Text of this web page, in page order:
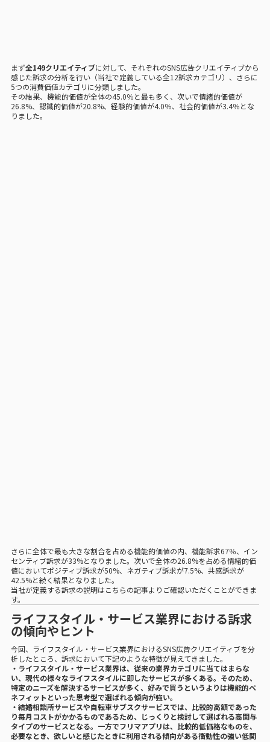
まず全149クリエイティブに対して、それぞれのSNS広告クリエイティブから
感じた訴求の分析を行い（当社で定義している全12訴求カテゴリ）、さらに
5つの消費価値カテゴリに分類しました。
その結果、機能的価値が全体の45.0％と最も多く、次いで情緒的価値が
26.8%、認識的価値が20.8%、経験的価値が4.0％、社会的価値が3.4％とな
りました。
さらに全体で最も大きな割合を占める機能的価値の内、機能訴求67％、イン
センティブ訴求が33%となりました。次いで全体の26.8%を占める情緒的価
値においてポジティブ訴求が50%、ネガティブ訴求が7.5%、共感訴求が
42.5%と続く結果となりました。
当社が定義する訴求の説明はこちらの記事よりご確認いただくことができま
す。
ライフスタイル・サービス業界における訴求
の傾向やヒント
今回、ライフスタイル・サービス業界におけるSNS広告クリエイティブを分
析したところ、訴求において下記のような特徴が見えてきました。
・ライフスタイル・サービス業界は、従来の業界カテゴリに当てはまらな
い、現代の様々なライフスタイルに即したサービスが多くある。そのため、
特定のニーズを解決するサービスが多く、好みで買うというよりは機能的ベ
ネフィットといった思考型で選ばれる傾向が強い。
・結婚相談所サービスや自転車サブスクサービスでは、比較的高額であった
り毎月コストがかかるものであるため、じっくりと検討して選ばれる高関与
タイプのサービスとなる。一方でフリマアプリは、比較的低価格なものを、
必要なとき、欲しいと感じたときに利用される傾向がある衝動性の強い低関